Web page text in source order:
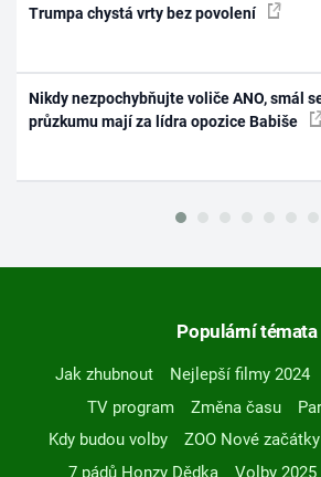
Trumpa chystá vrty bez povolení
Nikdy nezpochybňujte voliče ANO, smál
průzkumu mají za lídra opozice Babiše
Populární témata
Jak zhubnout Nejlepší filmy 2024
TV program
Změna času
Kdy budou volby
ZOO Nové začátky
7 pádů Honzy Dědka
Volby 2025